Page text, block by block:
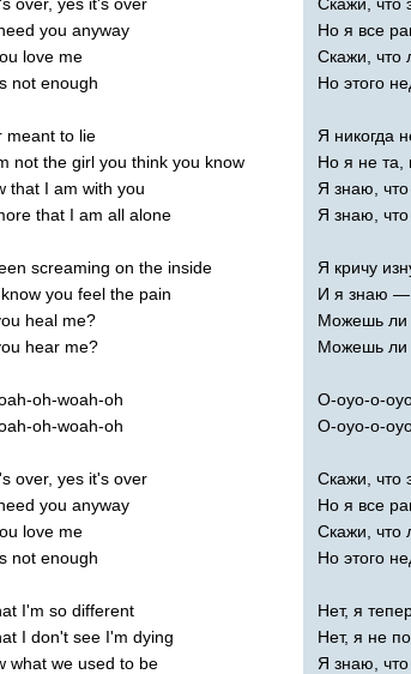
you anyway
love me
not enough
meant to lie
not the girl you think you know
that I am with you
that I am all alone
screaming on the inside
know you feel the pain
heal me?
hear me?
oh-woah-oh
oh-woah-oh
over, yes it's over
you anyway
love me
not enough
I'm so different
I don't see I'm dying
what we used to be
Но я все
Скажи, что
Но этого
Я никогда
Но я не та,
Я знаю,
Я знаю,
Я кричу
И я знаю —
Можешь ли
Можешь ли
О-оуо-о-
О-оуо-о-
Скажи, что
Но я все
Скажи, что
Но этого
Нет, я
Нет, я не
Я знаю,